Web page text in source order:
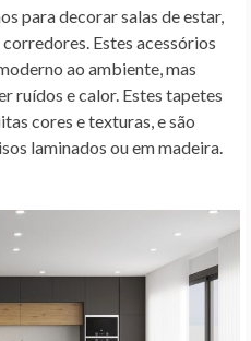
para decorar salas de estar,
Estes acessórios
ao ambiente, mas
ruídos e calor. Estes tapetes
cores e texturas, e são
laminados ou em madeira.